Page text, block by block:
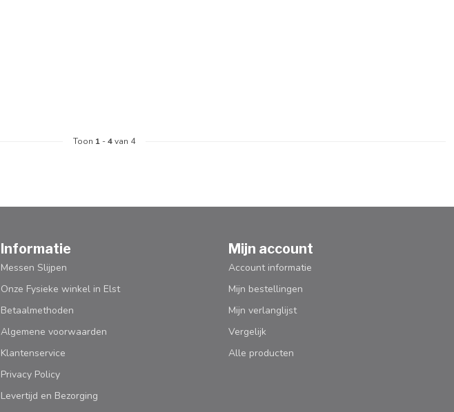
Toon 1 -4van 4
Informatie
Messen Slijpen
Onze Fysieke winkel in Elst
Betaalmethoden
Algemene voorwaarden
Klantenservice
Privacy Policy
Levertijd en Bezorging
Mijn account
Account informatie
Mijn bestellingen
Mijn verlanglijst
Vergelijk
Alle producten